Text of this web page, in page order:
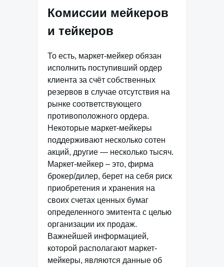
Комиссии мейкеров
и тейкеров
То есть, маркет-мейкер обязан
исполнить поступивший ордер
клиента за счёт собственных
резервов в случае отсутствия на
рынке соответствующего
противоположного ордера.
Некоторые маркет-мейкеры
поддерживают несколько сотен
акций, другие — несколько тысяч.
Маркет-мейкер – это, фирма
брокер/дилер, берет на себя риск
приобретения и хранения на
своих счетах ценных бумаг
определенного эмитента с целью
организации их продаж.
Важнейшей информацией,
которой располагают маркет-
мейкеры, являются данные об